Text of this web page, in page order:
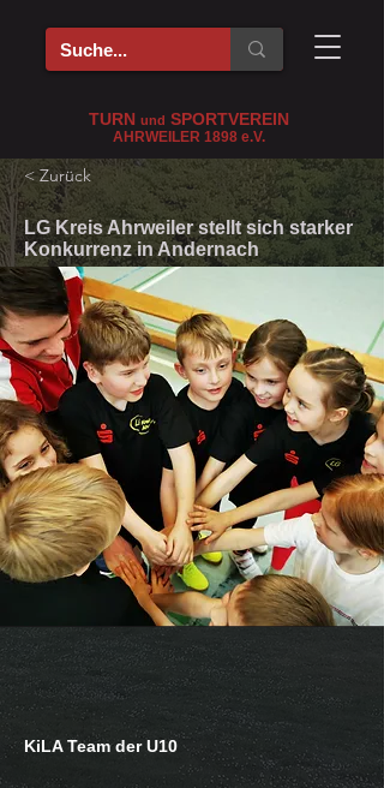
TURN und SPORTVEREIN
AHRWEILER 1898 e.V.
< Zurück
LG Kreis Ahrweiler stellt sich starker
Konkurrenz in Andernach
KiLA Team der U10